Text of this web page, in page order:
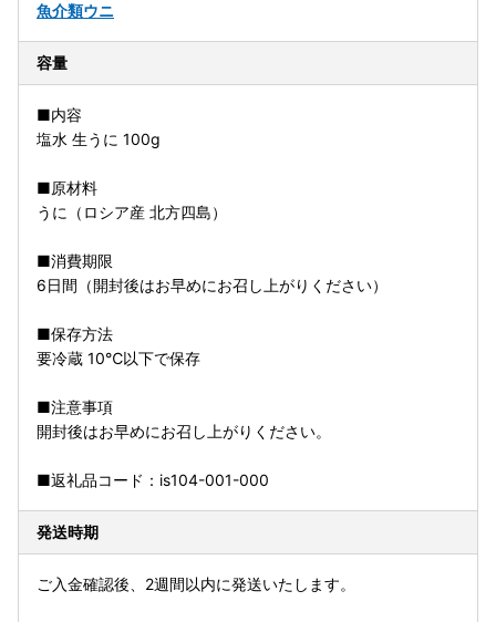
魚介類ウニ
容量
■内容
塩水 生うに 100g
■原材料
うに（ロシア産 北方四島）
■消費期限
6日間（開封後はお早めにお召し上がりください）
■保存方法
要冷蔵 10℃以下で保存
■注意事項
開封後はお早めにお召し上がりください。
■返礼品コード：is104-001-000
発送時期
ご入金確認後、2週間以内に発送いたします。